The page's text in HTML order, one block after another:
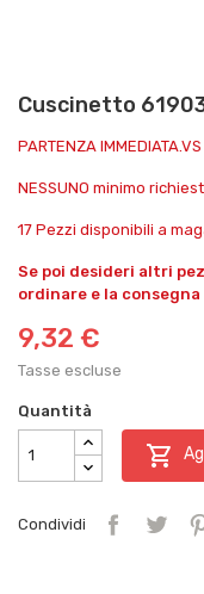
Cuscinetto
PARTENZA
NESSUNO minimo
17 Pezzi disponibili a
Se poi desideri altri
ordinare e la
9,32 €
Tasse escluse
Quantità

Condividi